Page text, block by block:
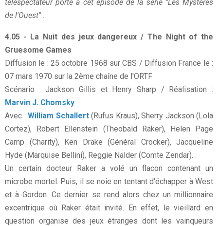
téléspectateur porte à cet épisode de la série "Les Mystères
de l'Ouest" .
4.05 - La Nuit des jeux dangereux / The Night of the
Gruesome Games
Diffusion le : 25 octobre 1968 sur CBS / Diffusion France le :
07 mars 1970 sur la 2ème chaîne de l'ORTF
Scénario : Jackson Gillis et Henry Sharp / Réalisation :
Marvin J. Chomsky
Avec : William Schallert(Rufus Kraus), Sherry Jackson (Lola
Cortez), Robert Ellenstein (Theobald Raker), Helen Page
Camp (Charity), Ken Drake (Général Crocker), Jacqueline
Hyde (Marquise Bellini), Reggie Nalder (Comte Zendar).
Un certain docteur Raker a volé un flacon contenant un
microbe mortel. Puis, il se noie en tentant d'échapper à West
et à Gordon. Ce dernier se rend alors chez un millionnaire
excentrique où Raker était invité. En effet, le vieillard en
question organise des jeux étranges dont les vainqueurs